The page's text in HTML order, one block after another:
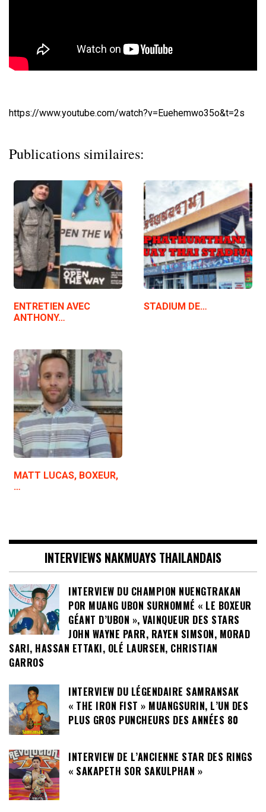
https://www.youtube.com/watch?v=Euehemwo35o&t=2s
Publications similaires:
ENTRETIEN AVEC
ANTHONY…
STADIUM DE…
MATT LUCAS, BOXEUR,
…
INTERVIEWS NAKMUAYS THAILANDAIS
INTERVIEW DU CHAMPION NUENGTRAKAN
POR MUANG UBON SURNOMMÉ « LE BOXEUR
GÉANT D’UBON », VAINQUEUR DES STARS
JOHN WAYNE PARR, RAYEN SIMSON, MORAD
SARI, HASSAN ETTAKI, OLÉ LAURSEN, CHRISTIAN
GARROS
INTERVIEW DU LÉGENDAIRE SAMRANSAK
« THE IRON FIST » MUANGSURIN, L’UN DES
PLUS GROS PUNCHEURS DES ANNÉES 80
INTERVIEW DE L’ANCIENNE STAR DES RINGS
« SAKAPETH SOR SAKULPHAN »